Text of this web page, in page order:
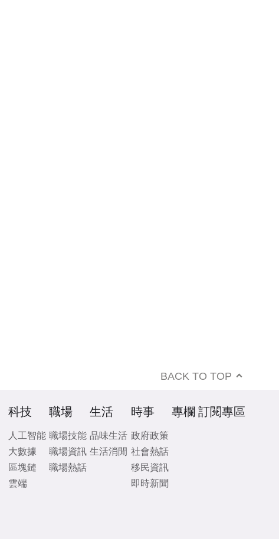
BACK TO TOP
科技
人工智能
大數據
區塊鏈
雲端
職場
職場技能
職場資訊
職場熱話
生活
品味生活
生活消閒
時事
政府政策
社會熱話
移民資訊
即時新聞
專欄 訂閱專區